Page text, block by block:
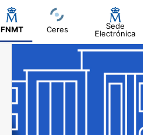
FNMT Ceres
Sede
Electrónica
Mostra/Amaga